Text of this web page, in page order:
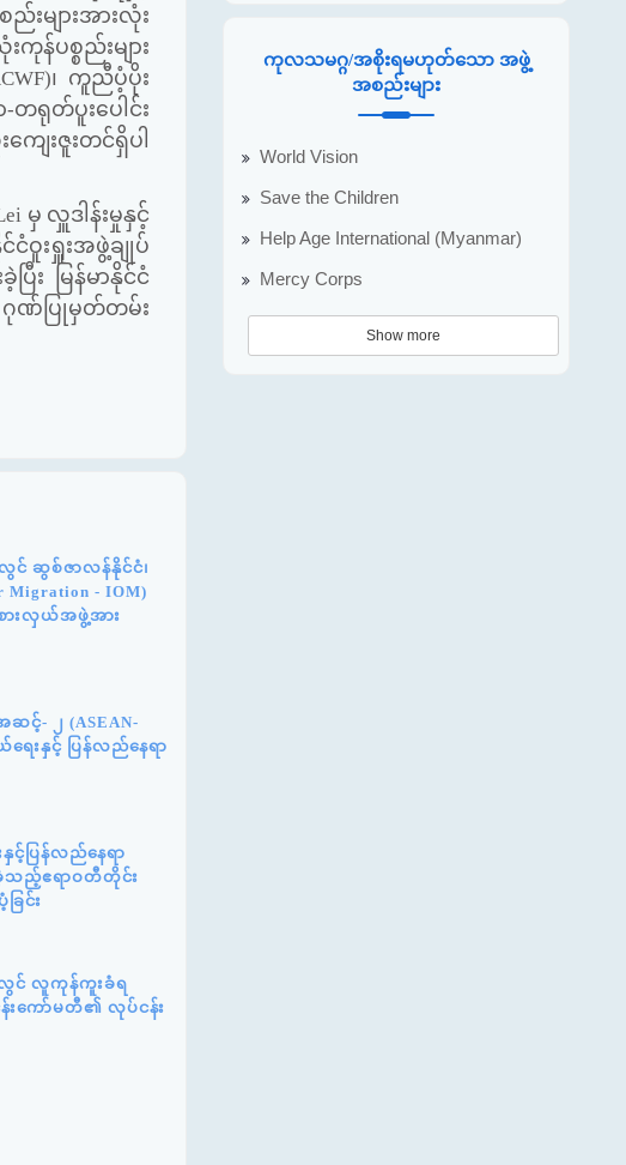
များအားလုံး
န်ပစ္စည်းများ
၊ ကူညီပံ့ပိုး
-တရုတ်ပူးပေါင်း
ျေးဇူးတင်ရှိပါ
မှ လှူဒါန်းမှုနှင့်
င်ငံဝူးရှူးအဖွဲ့ချုပ်
း မြန်မာနိုင်ငံ
ဂုဏ်ပြုမှတ်တမ်း
င် ဆွစ်ဇာလန်နိုင်ငံ၊
- IOM)
စားလှယ်အဖွဲ့အား
င့်- ၂ (ASEAN-
ေးနှင့် ပြန်လည်နေရာ
ပြန်လည်နေရာ
ခဲ့သည့်ဧရာဝတီတိုင်း
ြင်း
လွင် လူကုန်ကူးခံရ
န်းကော်မတီ၏ လုပ်ငန်း
ကုလသမဂ္ဂ/အစိုးရမဟုတ်သော အဖွဲ့
အစည်းများ
World Vision
Save the Children
Help Age International (Myanmar)
Mercy Corps
Show more